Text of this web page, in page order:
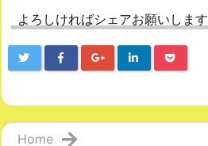
よろしければシェアお願いします
Home